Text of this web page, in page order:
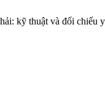
kỹ thuật và đối chiếu